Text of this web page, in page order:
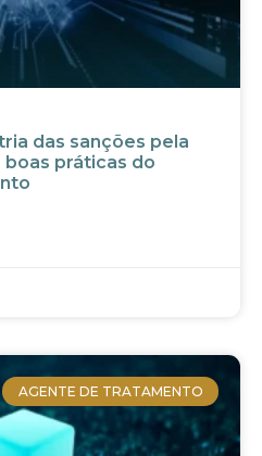
das sanções pela
boas práticas do
AGENTE DE TRATAMENTO